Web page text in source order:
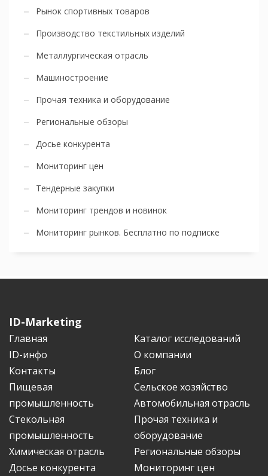
Рынок спортивных товаров
Производство текстильных изделий
Металлургическая отрасль
Машиностроение
Прочая техника и оборудование
Региональные обзоры
Досье конкурента
Мониторинг цен
Тендерные закупки
Мониторинг трендов и новинок
Мониторинг рынков. Бесплатно по подписке
ID-Marketing
Главная
Каталог исследований
ID-инфо
О компании
Контакты
Блог
Пищевая
промышленность
Сельское хозяйство
Автомобильная отрасль
Стекольная
промышленность
Прочая техника и
оборудование
Химическая отрасль
Региональные обзоры
Досье конкурента
Мониторинг цен